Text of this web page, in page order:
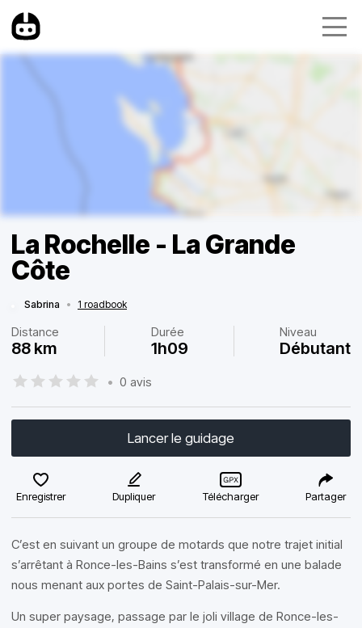
La Rochelle - La Grande
Côte
Sabrina • 1 roadbook
Distance
88 km
Durée
1h09
Niveau
Débutant
• 0 avis
Lancer le guidage
Enregistrer Dupliquer Télécharger Partager
C’est en suivant un groupe de motards que notre trajet initial
s’arrêtant à Ronce-les-Bains s’est transformé en une balade
nous menant aux portes de Saint-Palais-sur-Mer.
Un super paysage, passage par le joli village de Ronce-les-